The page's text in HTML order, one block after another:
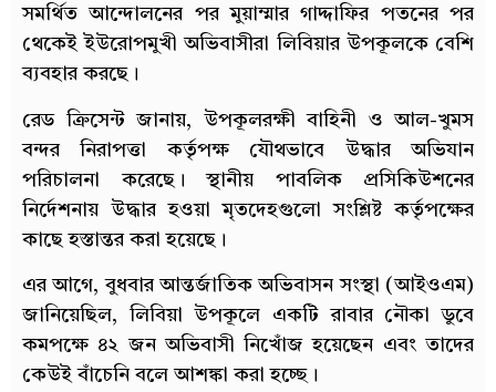
সমর্থিত আন্দোলনের পর মুয়াম্মার গাদ্দাফির পতনের পর
থেকেই ইউরোপমুখী অভিবাসীরা লিবিয়ার উপকূলকে বেশি
ব্যবহার করছে।
রেড ক্রিসেন্ট জানায়, উপকূলরক্ষী বাহিনী ও আল-খুমস
বন্দর নিরাপত্তা কর্তৃপক্ষ যৌথভাবে উদ্ধার অভিযান
পরিচালনা করেছে। স্থানীয় পাবলিক প্রসিকিউশনের
নির্দেশনায় উদ্ধার হওয়া মৃতদেহগুলো সংশ্লিষ্ট কর্তৃপক্ষের
কাছে হস্তান্তর করা হয়েছে।
এর আগে, বুধবার আন্তর্জাতিক অভিবাসন সংস্থা (আইওএম)
জানিয়েছিল, লিবিয়া উপকূলে একটি রাবার নৌকা ডুবে
কমপক্ষে ৪২ জন অভিবাসী নিখোঁজ হয়েছেন এবং তাদের
কেউই বাঁচেনি বলে আশঙ্কা করা হচ্ছে।